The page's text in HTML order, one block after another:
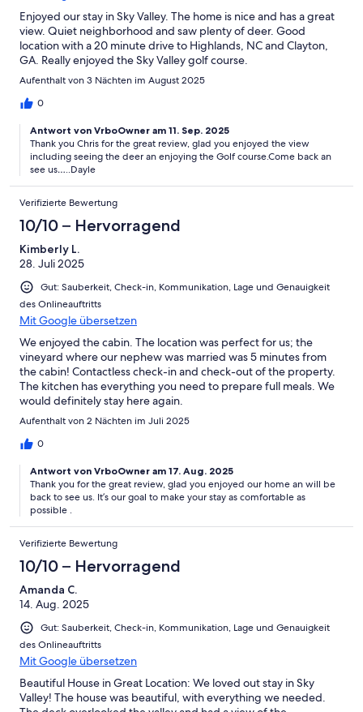
Enjoyed our stay in Sky Valley. The home is nice and has a great
view. Quiet neighborhood and saw plenty of deer. Good
location with a 20 minute drive to Highlands, NC and Clayton,
GA. Really enjoyed the Sky Valley golf course.
Aufenthalt von 3 Nächten im August 2025
0
Antwort von VrboOwner am 11. Sep. 2025
Thank you Chris for the great review, glad you enjoyed the view
including seeing the deer an enjoying the Golf course.Come back an
see us…..Dayle
Verifizierte Bewertung
10/10 – Hervorragend
Kimberly L.
28. Juli 2025
Gut: Sauberkeit, Check-in, Kommunikation, Lage und Genauigkeit
des Onlineauftritts
Mit Google übersetzen
We enjoyed the cabin. The location was perfect for us; the
vineyard where our nephew was married was 5 minutes from
the cabin! Contactless check-in and check-out of the property.
The kitchen has everything you need to prepare full meals. We
would definitely stay here again.
Aufenthalt von 2 Nächten im Juli 2025
0
Antwort von VrboOwner am 17. Aug. 2025
Thank you for the great review, glad you enjoyed our home an will be
back to see us. It’s our goal to make your stay as comfortable as
possible .
Verifizierte Bewertung
10/10 – Hervorragend
Amanda C.
14. Aug. 2025
Gut: Sauberkeit, Check-in, Kommunikation, Lage und Genauigkeit
des Onlineauftritts
Mit Google übersetzen
Beautiful House in Great Location: We loved out stay in Sky
Valley! The house was beautiful, with everything we needed.